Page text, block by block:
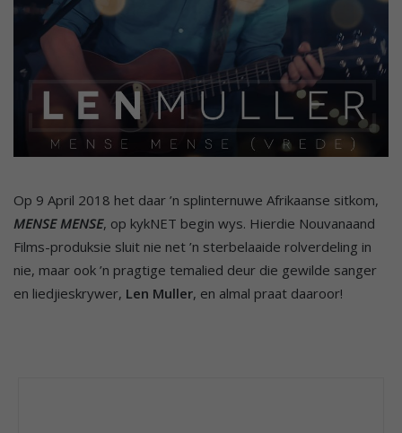
Op 9 April 2018 het daar ’n splinternuwe Afrikaanse sitkom,
MENSE MENSE, op kykNET begin wys. Hierdie Nouvanaand
Films-produksie sluit nie net ’n sterbelaaide rolverdeling in
nie, maar ook ’n pragtige temalied deur die gewilde sanger
en liedjieskrywer, Len Muller, en almal praat daaroor!